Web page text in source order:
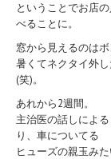
ということでお店
べることに。
窓から見えるのは
暑くてネクタイ外
(笑)。
あれから2週間。
主治医の話しによ
り、車についてる
ヒューズの親玉み